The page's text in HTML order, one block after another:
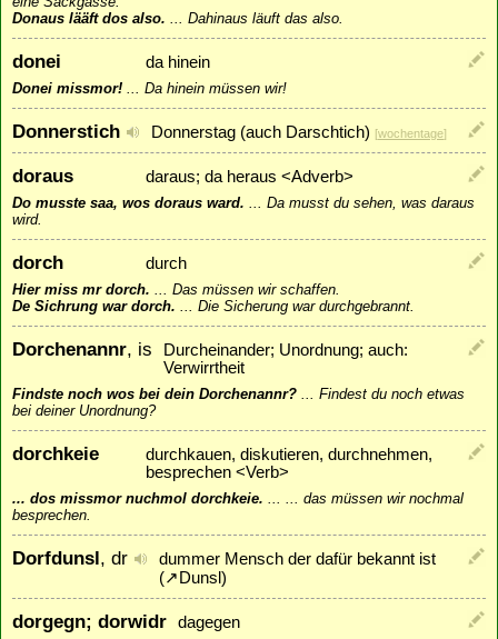
Donaus lääft dos also.
Dahinaus läuft das also.
donei da hinein
Donei missmor! Da hinein müssen wir!
Donnerstich Donnerstag (auch Darschtich) [wochentage]
doraus daraus; da heraus <Adverb>
Do musste saa, wos doraus ward.
Da musst du sehen, was daraus
wird.
dorch durch
Hier miss mr dorch.
Das müssen wir schaffen.
De Sichrung war dorch.
Die Sicherung war durchgebrannt.
Dorchenannr, is
Durcheinander; Unordnung; auch:
Verwirrtheit
Findste noch wos bei dein Dorchenannr?
Findest du noch etwas
bei deiner Unordnung?
dorchkeie
durchkauen, diskutieren, durchnehmen,
besprechen <Verb>
... dos missmor nuchmol dorchkeie.
... das müssen wir nochmal
besprechen.
Dorfdunsl, dr
dummer Mensch der dafür bekannt ist
(↗ Dunsl )
dorgegn; dorwidr dagegen